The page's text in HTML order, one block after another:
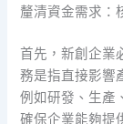
釐清資金需求：
首先，新創企業
務是指直接影響
例如研發、生產
確保企業能夠提